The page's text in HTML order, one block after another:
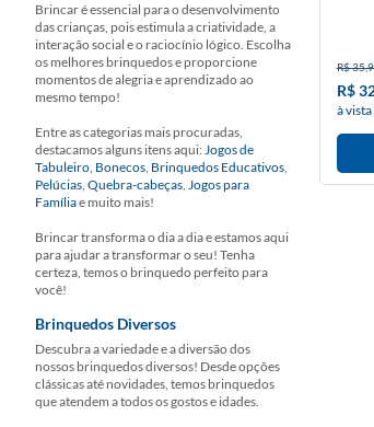
Brincar é essencial para o desenvolvimento
das crianças, pois estimula a criatividade, a
interação social e o raciocínio lógico. Escolha
os melhores brinquedos e proporcione
momentos de alegria e aprendizado ao
mesmo tempo!
Entre as categorias mais procuradas,
destacamos alguns itens aqui:Jogos de
Tabuleiro, Bonecos, Brinquedos Educativos,
Pelúcias, Quebra-cabeças, Jogos para
Famíliae muito mais!
Brincar transforma o dia a dia e estamos aqui
para ajudar a transformar o seu! Tenha
certeza, temos o brinquedo perfeito para
você!
Brinquedos Diversos
Descubra a variedade e a diversão dos
nossos brinquedos diversos! Desde opções
clássicas até novidades, temos brinquedos
que atendem a todos os gostos e idades.
R$
R$
à vista